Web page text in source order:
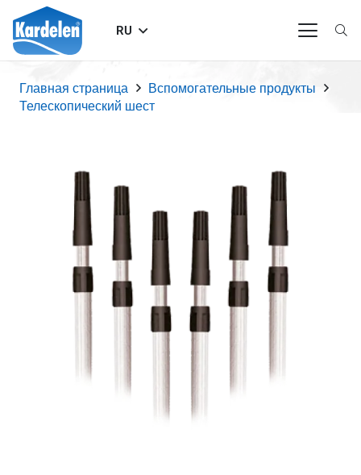
RU
Главная страница
Вспомогательные продукты
Телескопический шест